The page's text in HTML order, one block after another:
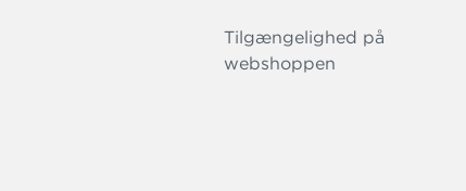
Tilgængelighed på
webshoppen